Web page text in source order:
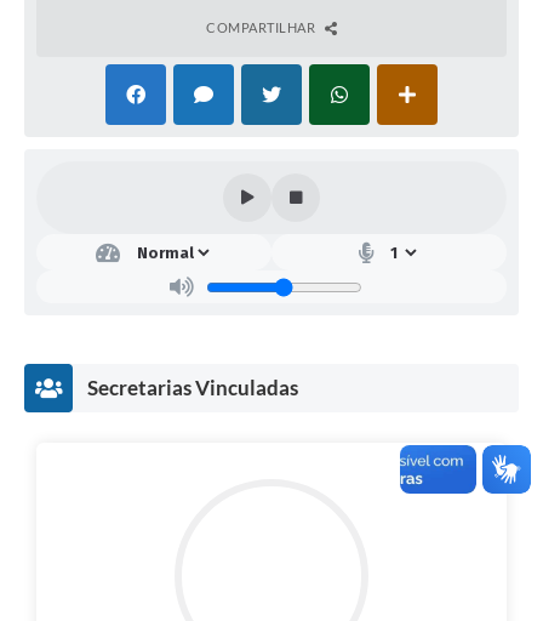
COMPARTILHAR
Secretarias Vinculadas